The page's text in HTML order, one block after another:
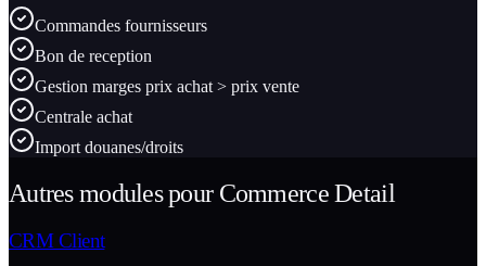
Commandes fournisseurs
Bon de reception
Gestion marges prix achat > prix vente
Centrale achat
Import douanes/droits
Autres modules pour Commerce Detail
CRM Client